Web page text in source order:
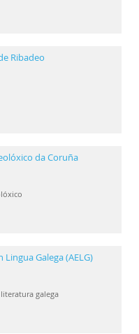
Ribadeo
da Coruña
Galega (AELG)
galega